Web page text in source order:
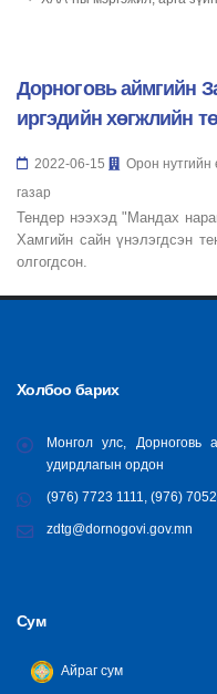
Дорноговь аймгийн
иргэдийн хөгжлийн
2022-06-15 Орон нутгийн
газар
Тендер нээхэд "Мандах
Хамгийн сайн үнэлэгдсэн
олгогдсон.
Холбоо барих
Монгол улс, Дорноговь
удирдлагын ордон
(976) 7723 1111, (976)
zdtg@dornogovi.gov.mn
Сум
Айраг сум